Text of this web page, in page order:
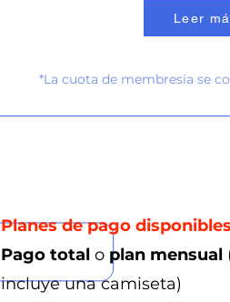
Leer
*La cuota de membresía se
Planes de pago
Pago total o plan mensual
incluye una camiseta)